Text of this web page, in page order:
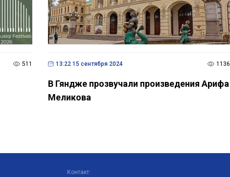
511 13:22 15 сентября 2024 1136
В Гяндже прозвучали произведения Арифа
Меликова
Контакт: